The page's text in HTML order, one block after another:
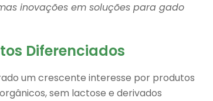
inovações em soluções para gado
Diferenciados
um crescente interesse por produtos
sem lactose e derivados